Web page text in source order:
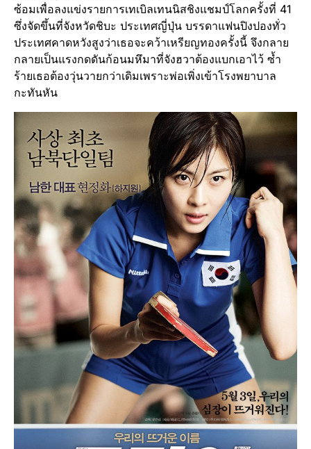
ซ้อมเพื่อลงแข่งรายการเทเบิลเทนนิสชิงแชมป์โลกครั้งที่ 41
ซึ่งจัดขึ้นที่จังหวัดชิบะ ประเทศญี่ปุ่น บรรดาแฟนปิงปองทั่ว
ประเทศคาดหวังสูงว่าเธอจะคว้าเหรียญทองครั้งนี้ จึงกลาย
กลายเป็นแรงกดดันก้อนมหึมาที่จังฮวาต้องแบกเอาไว้ ซ้ำ
ร้ายเธอต้องวุ่นวายกว่าเดิมเพราะพ่อเพิ่งเข้าโรงพยาบาล
กะทันหัน